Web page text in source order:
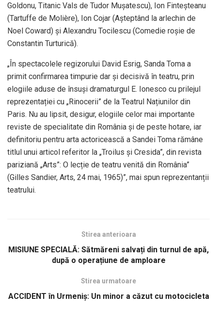
Goldonu, Titanic Vals de Tudor Mușatescu), Ion Finteșteanu
(Tartuffe de Molière), Ion Cojar (Așteptând la arlechin de
Noel Coward) și Alexandru Tocilescu (Comedie roșie de
Constantin Turturică).
„În spectacolele regizorului David Esrig, Sanda Toma a
primit confirmarea timpurie dar și decisivă în teatru, prin
elogiile aduse de însuși dramaturgul E. Ionesco cu prilejul
reprezentației cu „Rinocerii” de la Teatrul Națiunilor din
Paris. Nu au lipsit, desigur, elogiile celor mai importante
reviste de specialitate din România și de peste hotare, iar
definitoriu pentru arta actoricească a Sandei Toma rămâne
titlul unui articol referitor la „Troilus și Cresida”, din revista
pariziană „Arts”: O lecție de teatru venită din România”
(Gilles Sandier, Arts, 24 mai, 1965)”, mai spun reprezentanții
teatrului.
Stirea anterioara
MISIUNE SPECIALĂ: Sătmăreni salvați din turnul de apă,
după o operațiune de amploare
Stirea urmatoare
ACCIDENT în Urmeniș: Un minor a căzut cu motocicleta